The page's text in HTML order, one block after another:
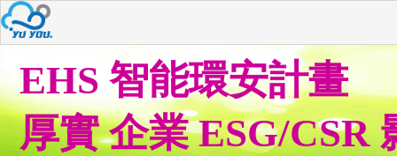
EHS 智能環安計畫
厚實 企業 ESG/CSR